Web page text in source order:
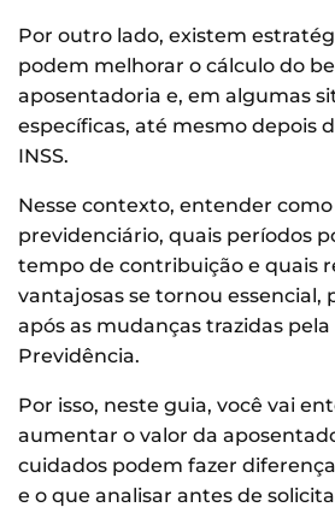
Por outro lado, existem
podem melhorar o cálculo do
aposentadoria e, em algumas
específicas, até mesmo depois
INSS.
Nesse contexto, entender
previdenciário, quais períodos
tempo de contribuição e quais
vantajosas se tornou essencial,
após as mudanças trazidas
Previdência.
Por isso, neste guia, você vai
aumentar o valor da
cuidados podem fazer
e o que analisar antes de